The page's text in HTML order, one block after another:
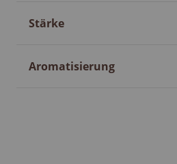
Stärke
Aromatisierung